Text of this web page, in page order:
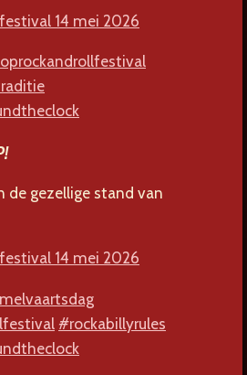
14 mei 2026
de gezellige stand van
14 mei 2026
#rockabillyrules